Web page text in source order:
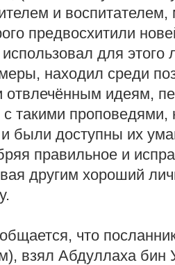
и
предвосхитили
для
находил среди
отвлечённым идеям,
такими проповедями,
и были доступны их
правильное и
другим хороший
что
взял Абдуллаха